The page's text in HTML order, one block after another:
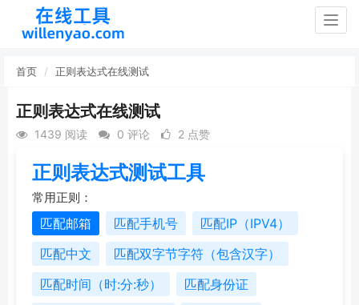
首页 正则表达式在线测试
正则表达式在线测试
1439 阅读 0 评论 2 点赞
正则表达式测试工具
常用正则：
匹配邮箱 匹配手机号
匹配IP（IPV4）
匹配中文
匹配双字节字符（包含汉字）
匹配时间（时:分:秒）
匹配身份证